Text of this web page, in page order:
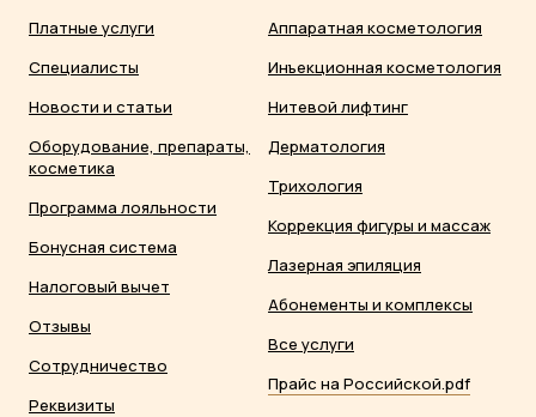
Платные услуги
Специалисты
Новости и статьи
Оборудование, препараты,
косметика
Программа лояльности
Бонусная система
Налоговый вычет
Отзывы
Сотрудничество
Реквизиты
Аппаратная косметология
Инъекционная косметология
Нитевой лифтинг
Дерматология
Трихология
Коррекция фигуры и массаж
Лазерная эпиляция
Абонементы и комплексы
Все услуги
Прайс на Российской.pdf